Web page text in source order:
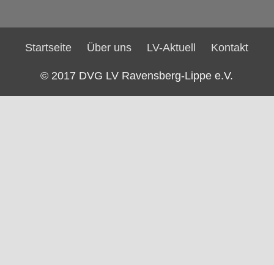
Startseite Über uns LV-Aktuell Kontakt
© 2017 DVG LV Ravensberg-Lippe e.V.